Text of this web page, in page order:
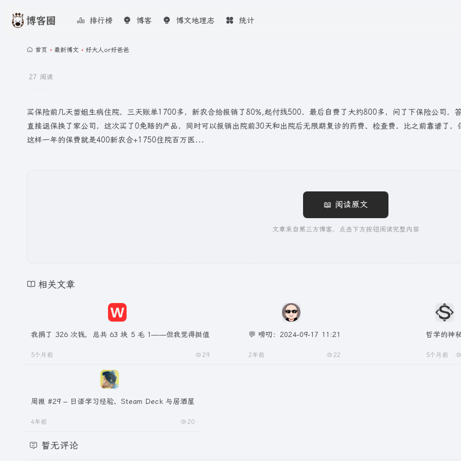
排行榜 博客 博文地理志 统计
首页 • 最新博文 • 好大人or好爸爸
27 阅读
买保险前几天苗姐生病住院，三天账单1700多，新农合给报销了80%,起付线500，最后自费了大约800多，问了下保险公司，
直接退保换了家公司，这次买了0免赔的产品，同时可以报销出院前30天和出院后无限期复诊的药费、检查费，比之前靠谱了
这样一年的保费就是400新农合+1750住院百万医...
📖 阅读原文
文章来自第三方博客，点击下方按钮阅读完整内容
相关文章
我捐了 326 次钱，总共 63 块 5 毛 1——但我觉得挺值
5个月前 29
💬 唠叨：2024-09-17 11:21
2年前 22
哲学的神
5个月前
周报 #29 – 日语学习经验、Steam Deck 与居酒屋
4年前 20
暂无评论